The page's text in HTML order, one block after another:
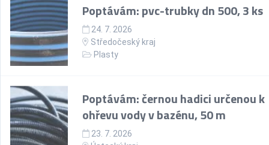
Poptávám: pvc-trubky dn 500, 3 ks
24. 7. 2026
Středočeský kraj
Plasty
Poptávám: černou hadici určenou k
ohřevu vody v bazénu, 50 m
23. 7. 2026